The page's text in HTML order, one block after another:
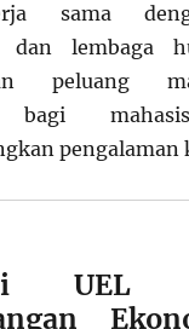
sama
dan lembaga
peluang
bagi
pengalaman
UEL